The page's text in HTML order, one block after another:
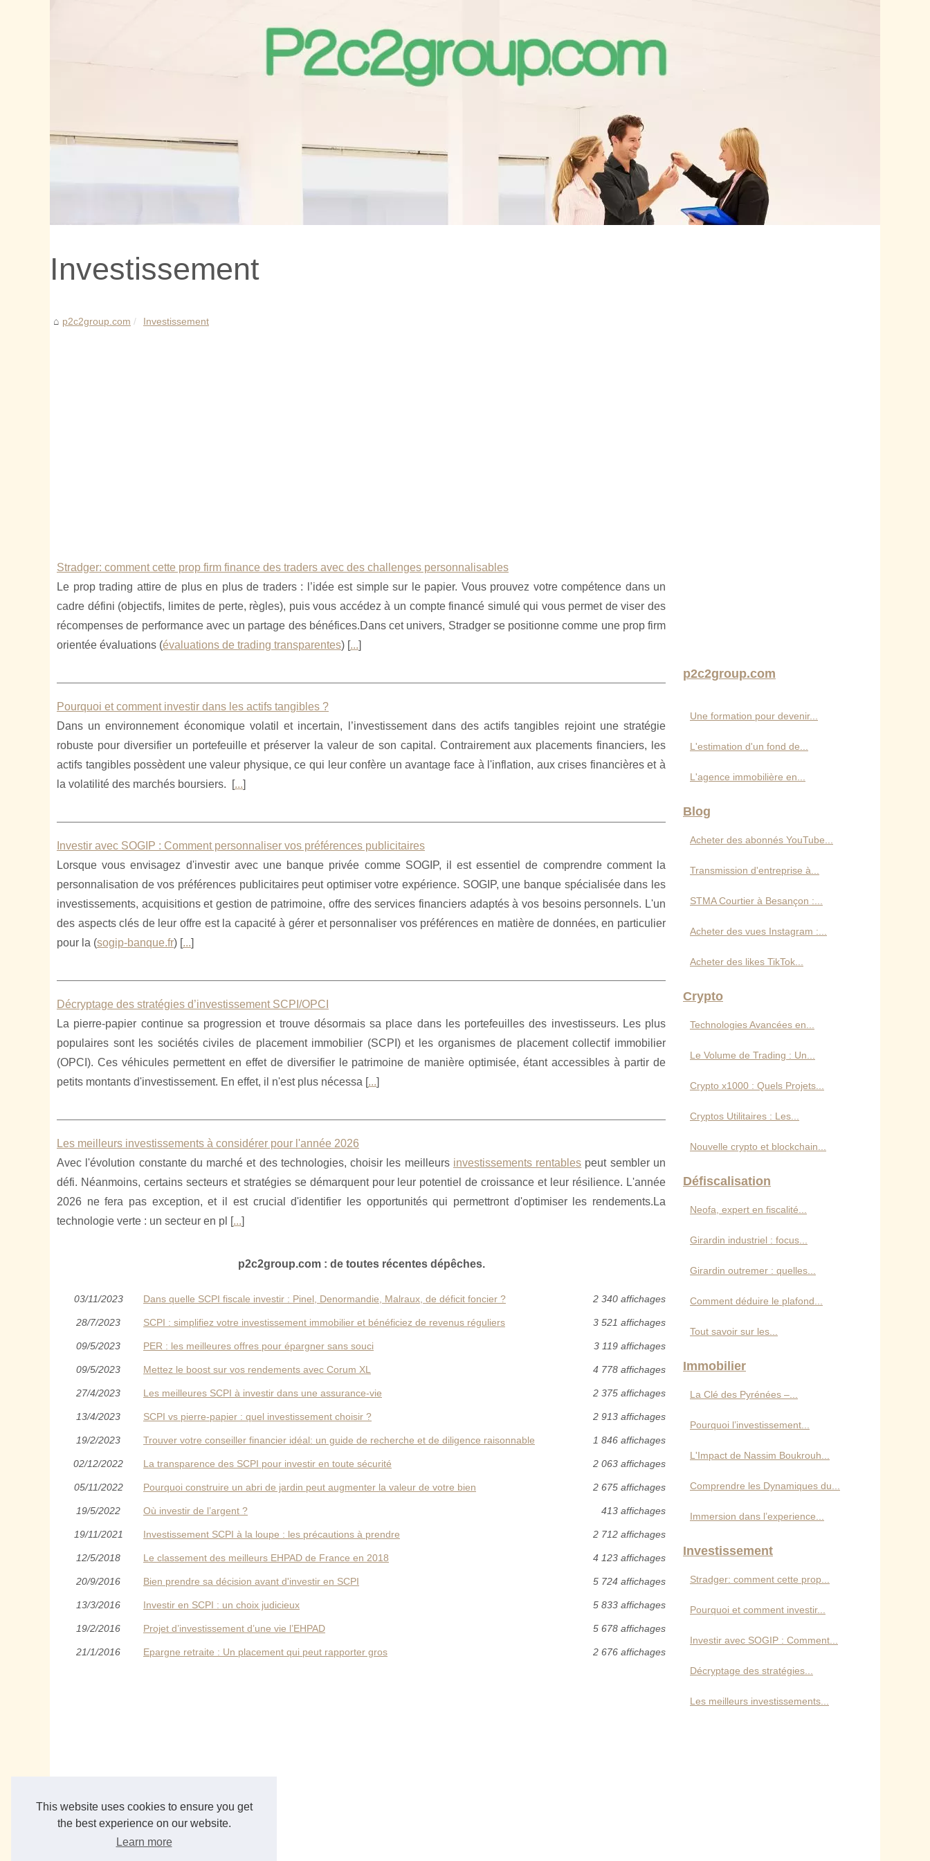
This website uses cookies to ensure you get
the best experience on our website.
Learn more
Investissement
p2c2group.com Investissement
Stradger: comment cette prop firm finance des traders avec des challenges personnalisables
Le prop trading attire de plus en plus de traders : l’idée est simple sur le papier. Vous prouvez votre compétence dans un
cadre défini (objectifs, limites de perte, règles), puis vous accédez à un compte financé simulé qui vous permet de viser des
récompenses de performance avec un partage des bénéfices.Dans cet univers, Stradger se positionne comme une prop firm
orientée évaluations (évaluations de trading transparentes) [...]
Pourquoi et comment investir dans les actifs tangibles ?
Dans un environnement économique volatil et incertain, l’investissement dans des actifs tangibles rejoint une stratégie
robuste pour diversifier un portefeuille et préserver la valeur de son capital. Contrairement aux placements financiers, les
actifs tangibles possèdent une valeur physique, ce qui leur confère un avantage face à l'inflation, aux crises financières et à
la volatilité des marchés boursiers. [...]
Investir avec SOGIP : Comment personnaliser vos préférences publicitaires
Lorsque vous envisagez d'investir avec une banque privée comme SOGIP, il est essentiel de comprendre comment la
personnalisation de vos préférences publicitaires peut optimiser votre expérience. SOGIP, une banque spécialisée dans les
investissements, acquisitions et gestion de patrimoine, offre des services financiers adaptés à vos besoins personnels. L'un
des aspects clés de leur offre est la capacité à gérer et personnaliser vos préférences en matière de données, en particulier
pour la (sogip-banque.fr) [...]
Décryptage des stratégies d’investissement SCPI/OPCI
La pierre-papier continue sa progression et trouve désormais sa place dans les portefeuilles des investisseurs. Les plus
populaires sont les sociétés civiles de placement immobilier (SCPI) et les organismes de placement collectif immobilier
(OPCI). Ces véhicules permettent en effet de diversifier le patrimoine de manière optimisée, étant accessibles à partir de
petits montants d'investissement. En effet, il n'est plus nécessa [...]
Les meilleurs investissements à considérer pour l'année 2026
Avec l'évolution constante du marché et des technologies, choisir les meilleurs investissements rentables peut sembler un
défi. Néanmoins, certains secteurs et stratégies se démarquent pour leur potentiel de croissance et leur résilience. L'année
2026 ne fera pas exception, et il est crucial d'identifier les opportunités qui permettront d'optimiser les rendements.La
technologie verte : un secteur en pl [...]
p2c2group.com : de toutes récentes dépêches.
03/11/2023 Dans quelle SCPI fiscale investir : Pinel, Denormandie, Malraux, de déficit foncier ? 2 340 affichages
28/7/2023 SCPI : simplifiez votre investissement immobilier et bénéficiez de revenus réguliers 3 521 affichages
09/5/2023 PER : les meilleures offres pour épargner sans souci 3 119 affichages
09/5/2023 Mettez le boost sur vos rendements avec Corum XL 4 778 affichages
27/4/2023 Les meilleures SCPI à investir dans une assurance-vie 2 375 affichages
13/4/2023 SCPI vs pierre-papier : quel investissement choisir ? 2 913 affichages
19/2/2023 Trouver votre conseiller financier idéal: un guide de recherche et de diligence raisonnable 1 846 affichages
02/12/2022 La transparence des SCPI pour investir en toute sécurité 2 063 affichages
05/11/2022 Pourquoi construire un abri de jardin peut augmenter la valeur de votre bien 2 675 affichages
19/5/2022 Où investir de l’argent ? 413 affichages
19/11/2021 Investissement SCPI à la loupe : les précautions à prendre 2 712 affichages
12/5/2018 Le classement des meilleurs EHPAD de France en 2018 4 123 affichages
20/9/2016 Bien prendre sa décision avant d'investir en SCPI 5 724 affichages
13/3/2016 Investir en SCPI : un choix judicieux 5 833 affichages
19/2/2016 Projet d’investissement d’une vie l’EHPAD 5 678 affichages
21/1/2016 Epargne retraite : Un placement qui peut rapporter gros 2 676 affichages
p2c2group.com
Une formation pour devenir...
L'estimation d'un fond de...
L'agence immobilière en...
Blog
Acheter des abonnés YouTube...
Transmission d'entreprise à...
STMA Courtier à Besançon :...
Acheter des vues Instagram :...
Acheter des likes TikTok...
Crypto
Technologies Avancées en...
Le Volume de Trading : Un...
Crypto x1000 : Quels Projets...
Cryptos Utilitaires : Les...
Nouvelle crypto et blockchain...
Défiscalisation
Neofa, expert en fiscalité...
Girardin industriel : focus...
Girardin outremer : quelles...
Comment déduire le plafond...
Tout savoir sur les...
Immobilier
La Clé des Pyrénées –...
Pourquoi l’investissement...
L'Impact de Nassim Boukrouh...
Comprendre les Dynamiques du...
Immersion dans l’experience...
Investissement
Stradger: comment cette prop...
Pourquoi et comment investir...
Investir avec SOGIP : Comment...
Décryptage des stratégies...
Les meilleurs investissements...